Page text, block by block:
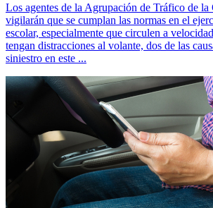
Los agentes de la Agrupación de Tráfico de
vigilarán que se cumplan las normas en el
escolar, especialmente que circulen a
tengan distracciones al volante, dos de las
siniestro en este ...